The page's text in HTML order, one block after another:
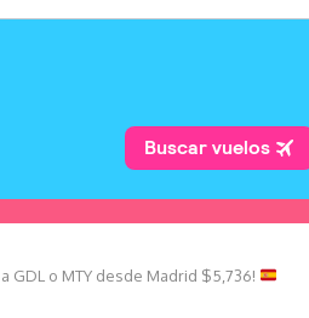
GDL o MTY desde Madrid $5,736!